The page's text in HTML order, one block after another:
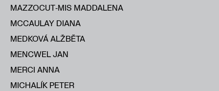
MAZZOCUT‑MIS MADDALENA
MCCAULAY DIANA
MEDKOVÁ ALŽBĔTA
MENCWEL JAN
MERCI ANNA
MICHALÍK PETER